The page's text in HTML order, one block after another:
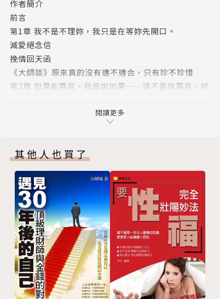
作者簡介
前言
第1章 我不是不理妳，我只是在等妳先開口。
滅愛絕念信
挽情回天函
《大師談》原來真的沒有適不適合，只有珍不珍惜
第2章 如果能再見，我是說如果……請不要說再見，好
吧！
第3章 我曾路過你的心，不是我不想停留，而是你不肯
收留。
滅愛絕念信
挽情回天函
《大師談》男女對彼此的差異，要換位思考，不要心存
怨懟
第4章 不管是人妻還是小三，潛意識裡都深深相信：他
不會離開我。
小三寫給人妻的信
人妻回給小三的信
閱讀更多
其他人也買了